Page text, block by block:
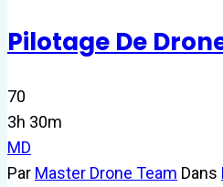
Pilotage De
70
3h 30m
MD
Par Master Drone Team Dans